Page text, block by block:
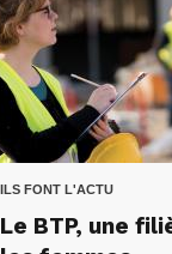
ILS FONT L'ACTU
Le BTP, une